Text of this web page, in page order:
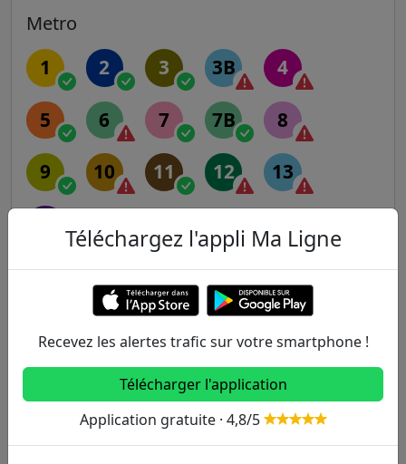
Metro
1 2 3 3B 4
5 6 7 7B 8
9 10 11 12 13
J K L N
Téléchargez l'appli Ma Ligne
Recevez les alertes trafic sur votre smartphone !
Télécharger l'application
Application gratuite · 4,8/5